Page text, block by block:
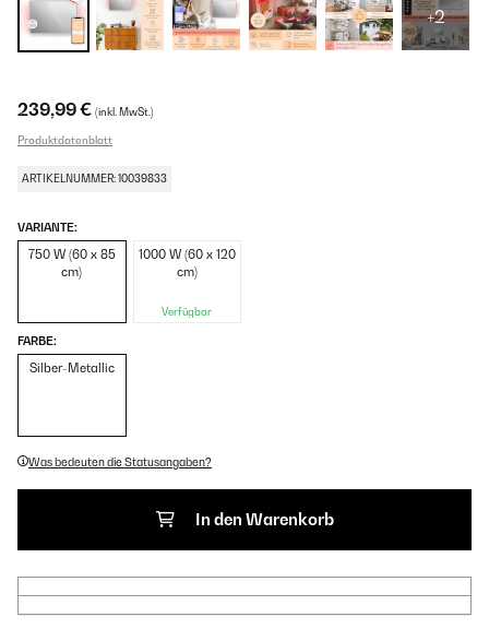
+2
239,99 € (inkl. MwSt.)
Produktdatenblatt
ARTIKELNUMMER: 10039833
VARIANTE:
750 W (60 x 85
cm)
1000 W (60 x 120
cm)
Verfügbar
FARBE:
Silber-Metallic
Was bedeuten die Statusangaben?
In den Warenkorb